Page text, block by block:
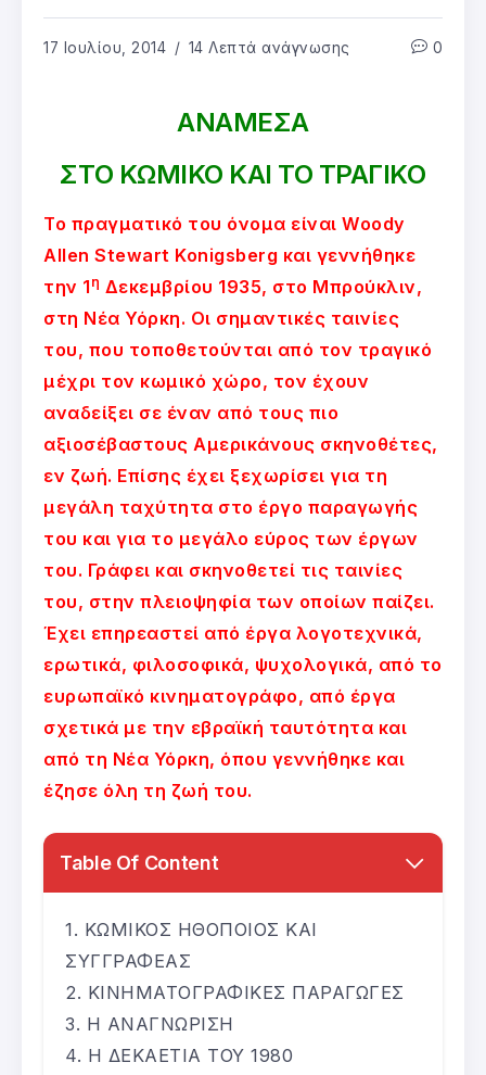
17 Ιουλίου, 2014 14 Λεπτά ανάγνωσης 0
ΑΝΑΜΕΣΑ
ΣΤΟ ΚΩΜΙΚΟ ΚΑΙ ΤΟ ΤΡΑΓΙΚΟ
Το πραγματικό του όνομα είναι Woody
Allen Stewart Konigsberg και γεννήθηκε
την 1η Δεκεμβρίου 1935, στο Μπρούκλιν,
στη Νέα Υόρκη. Οι σημαντικές ταινίες
του, που τοποθετούνται από τον τραγικό
μέχρι τον κωμικό χώρο, τον έχουν
αναδείξει σε έναν από τους πιο
αξιοσέβαστους Αμερικάνους σκηνοθέτες,
εν ζωή. Επίσης έχει ξεχωρίσει για τη
μεγάλη ταχύτητα στο έργο παραγωγής
του και για το μεγάλο εύρος των έργων
του. Γράφει και σκηνοθετεί τις ταινίες
του, στην πλειοψηφία των οποίων παίζει.
Έχει επηρεαστεί από έργα λογοτεχνικά,
ερωτικά, φιλοσοφικά, ψυχολογικά, από το
ευρωπαϊκό κινηματογράφο, από έργα
σχετικά με την εβραϊκή ταυτότητα και
από τη Νέα Υόρκη, όπου γεννήθηκε και
έζησε όλη τη ζωή του.
Table Of Content
ΚΩΜΙΚΟΣ ΗΘΟΠΟΙΟΣ ΚΑΙ
ΣΥΓΓΡΑΦΕΑΣ
ΚΙΝΗΜΑΤΟΓΡΑΦΙΚΕΣ ΠΑΡΑΓΩΓΕΣ
Η ΑΝΑΓΝΩΡΙΣΗ
Η ΔΕΚΑΕΤΙΑ ΤΟΥ 1980